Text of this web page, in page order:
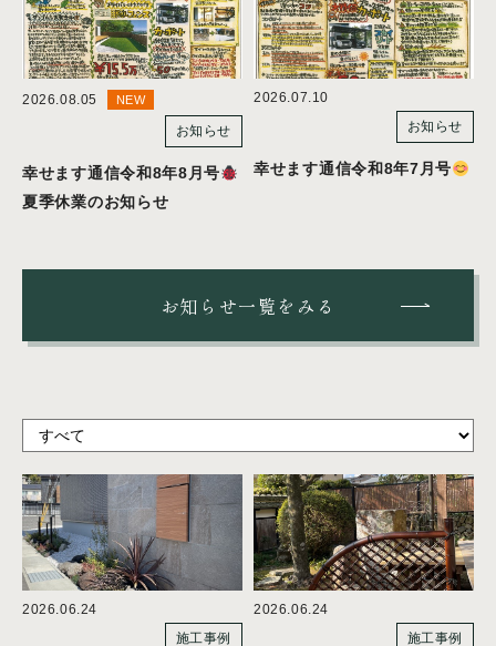
2026.08.05 NEW
お知らせ
幸せます通信令和8年8月号
夏季休業のお知らせ
2026.07.10
お知らせ
幸せます通信令和8年7月号
お知らせ一覧をみる
2026.06.24
施工事例
2026.06.24
施工事例